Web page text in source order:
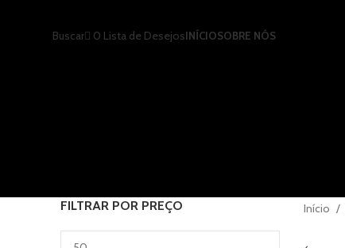
Buscar 0 Lista de DesejosINÍCIOSOBRE NÓS
FILTRAR POR PREÇO Início